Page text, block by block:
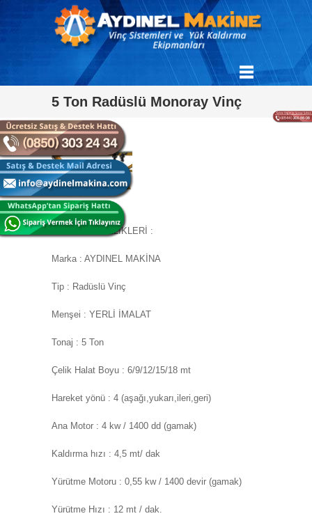
5 Ton Radüslü Monoray Vinç
MAKİNE ÖZELLİKLERİ :
Marka : AYDINEL MAKİNA
Tip : Radüslü Vinç
Menşei : YERLİ İMALAT
Tonaj : 5 Ton
Çelik Halat Boyu : 6/9/12/15/18 mt
Hareket yönü : 4 (aşağı,yukarı,ileri,geri)
Ana Motor : 4 kw / 1400 dd (gamak)
Kaldırma hızı : 4,5 mt/ dak
Yürütme Motoru : 0,55 kw / 1400 devir (gamak)
Yürütme Hızı : 12 mt / dak.